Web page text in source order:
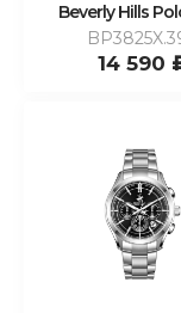
Beverly Hills
14 590